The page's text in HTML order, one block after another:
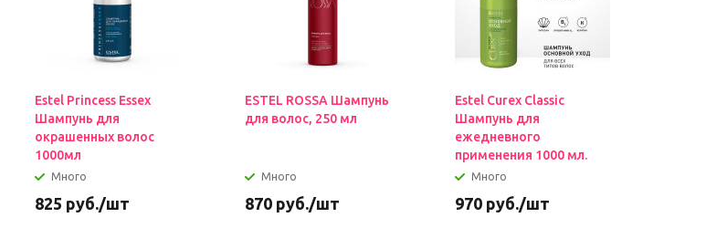
Estel Princess Essex
Шампунь для
окрашенных волос
1000мл
Много
825 руб./шт
ESTEL ROSSA Шампунь
для волос, 250 мл
Много
870 руб./шт
Estel Curex Classic
Шампунь для
ежедневного
применения 1000 мл.
Много
970 руб./шт